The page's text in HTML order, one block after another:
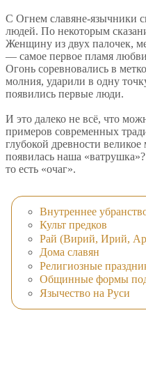
С Огнем славяне-язычники
людей. По некоторым
Женщину из двух палочек,
— самое первое пламя
Огонь соревновались в
молния, ударили в одну
появились первые люди.
И это далеко не всё, что
примеров современных
глубокой древности
появилась наша
то есть «очаг».
Внутреннее
Культ предков
Рай (Вирий, Ирий,
Дома славян
Религиозные
Общинные формы
Язычество на Руси